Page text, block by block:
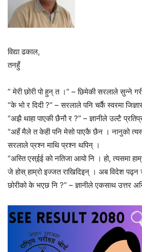
विद्या ढकाल,
तनहुँ
” मेरी छोरी पो हुन् त ।” – छिमेकी सरलाले सुन्ने गरी
“के भो र दिदी ?” – सरलाले पनि चर्कै स्वरमा
“अझै थाहा पाएकी छैनौ र ?” – ज्ञानीले उल्टै
“अहँ मैले त केही पनि मेसो पाएकै छैन । नानुको
सरलाले प्रश्न माथि प्रश्न थपिन् ।
“अस्ति एस्ईई को नतिजा आयो नि । हो, त्यसमा
जे होस् हाम्रो इज्जत राखिदिइन् । अब विदेश पढ्न
छोरीको के भएछ नि ?” – ज्ञानीले एकसाथ उत्तर